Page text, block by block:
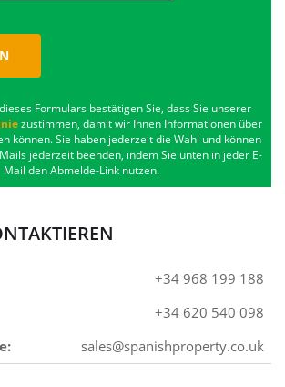
Formulars bestätigen Sie, dass Sie unserer
zustimmen, damit wir Ihnen Informationen über
können. Sie haben jederzeit die Wahl und können
jederzeit beenden, indem Sie unten in jeder E-
Mail den Abmelde-Link nutzen.
+34 968 199 188
+34 620 540 098
sales@spanishproperty.co.uk